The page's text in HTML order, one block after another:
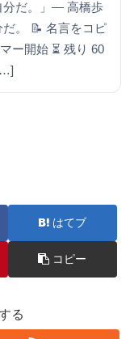
分だ。」— 高橋歩
。 📝 名言をコピ
ー開始 ⏳ 残り 60
はてブ
コピー
る